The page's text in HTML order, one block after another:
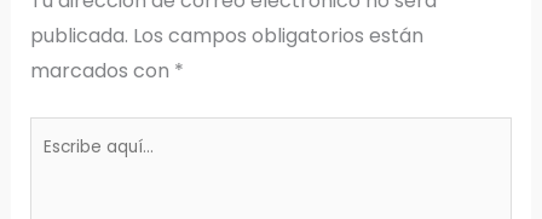
publicada. Los campos obligatorios están
marcados con *
Escribe